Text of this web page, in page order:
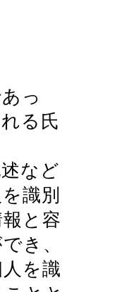
っ
る氏
など
識別
と容
き、
を識